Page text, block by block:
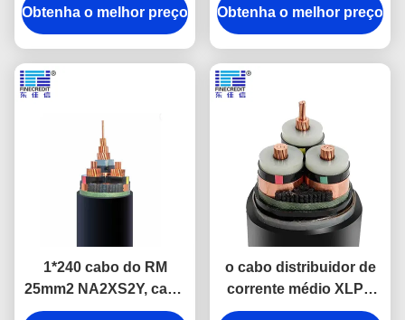
PVC YJV22 de 35mm
blindada
Obtenha o melhor preço
fio elétrico à prova de
fogo de 3 núcleos
Obtenha o melhor preço
1*240 cabo do RM
25mm2 NA2XS2Y, cabo
subterrâneo de Uo/U
o cabo distribuidor de
corrente médio XLPE
da tensão 11kv isolou